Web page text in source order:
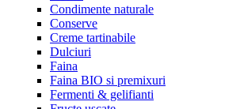
Condimente naturale
Conserve
Creme tartinabile
Dulciuri
Faina
Faina BIO si premixuri
Fermenti & gelifianti